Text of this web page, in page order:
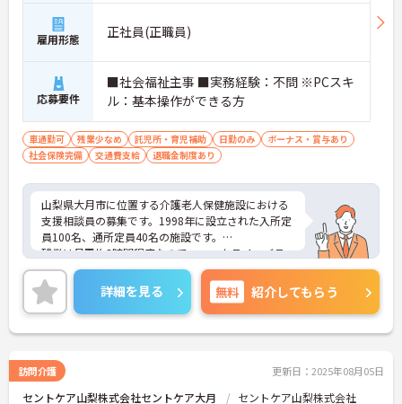
雇用形態 正社員(正職員)
応募要件
■社会福祉主事 ■実務経験：不問 ※PCスキ
ル：基本操作ができる方
車通勤可 残業少なめ 託児所・育児補助 日勤のみ
ボーナス・賞与あり
社会保険完備
交通費支給 退職金制度あり
山梨県大月市に位置する介護老人保健施設における
支援相談員の募集です。1998年に設立された入所定
員100名、通所定員40名の施設です。
残業は月平均3時間程度なので、ワークライフバラ
ンスを保ちながらご勤務いただけます。また、利用
可能な託児所があり、子育て世代の方も安心してご
勤務いただけます。
ご興味のある方には、面接対策ポイントなど、さら
に詳細をお話しいたしますのでお気軽にご相談くだ
詳細を見る 無料 紹介してもらう
訪問介護 更新日：2025年08月05日
セントケア山梨株式会社セントケア大月 セントケア山梨株式会社